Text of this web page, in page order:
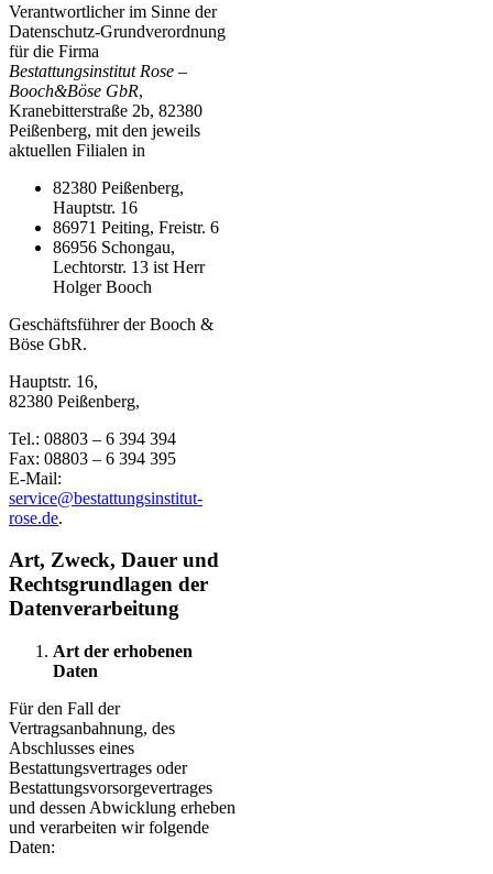
Verantwortlicher im Sinne der
Datenschutz-Grundverordnung
für die Firma
Bestattungsinstitut Rose –
Booch&Böse GbR,
Kranebitterstraße 2b, 82380
Peißenberg, mit den jeweils
aktuellen Filialen in
82380 Peißenberg,
Hauptstr. 16
86971 Peiting, Freistr. 6
86956 Schongau,
Lechtorstr. 13 ist Herr
Holger Booch
Geschäftsführer der Booch &
Böse GbR.
Hauptstr. 16,
82380 Peißenberg,
Tel.: 08803 – 6 394 394
Fax: 08803 – 6 394 395
E-Mail:
service@bestattungsinstitut-
rose.de.
Art, Zweck, Dauer und
Rechtsgrundlagen der
Datenverarbeitung
Art der erhobenen
Daten
Für den Fall der
Vertragsanbahnung, des
Abschlusses eines
Bestattungsvertrages oder
Bestattungsvorsorgevertrages
und dessen Abwicklung erheben
und verarbeiten wir folgende
Daten: